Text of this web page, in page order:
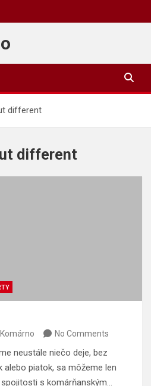
different
different
No Comments
neustále niečo deje, bez
piatok, sa môžeme len
s komárňanským…